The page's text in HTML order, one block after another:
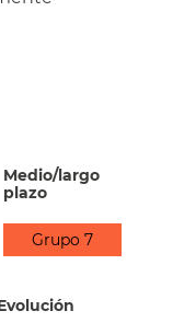
Medio/largo
plazo
Grupo 7